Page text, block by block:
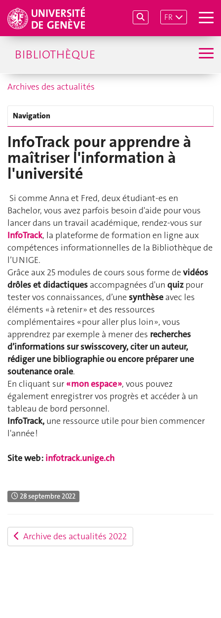
FR
BIBLIOTHÈQUE
Archives des actualités
Navigation
InfoTrack pour apprendre à
maîtriser l'information à
l'université
Si comme Anna et Fred, deux étudiant-es en
Bachelor, vous avez parfois besoin d'aide pour vous
lancer dans un travail académique, rendez-vous sur
InfoTrack, la plateforme de formation en ligne aux
compétences informationnelles de la Bibliothèque de
l’UNIGE.
Grâce aux 25 modules de cours sous forme devidéos
drôles et didactiques accompagnées d'un quiz pour
tester vos connaissances, d’une synthèse avec les
éléments « à retenir » et des ressources
complémentaires « pour aller plus loin », vous
apprendrez par exemple à mener des recherches
d’informations sur swisscovery, citer un auteur,
rédiger une bibliographie ou encore préparer une
soutenance orale.
En cliquant sur « mon espace », vous pouvez
également enregistrer vos progrès et accéder à un
tableau de bord personnel.
InfoTrack, une ressource utile pour bien commencer
l'année !
Site web : infotrack.unige.ch
28 septembre 2022
Archive des actualités 2022